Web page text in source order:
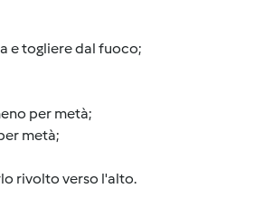
e togliere dal fuoco;
per metà;
metà;
rivolto verso l'alto.